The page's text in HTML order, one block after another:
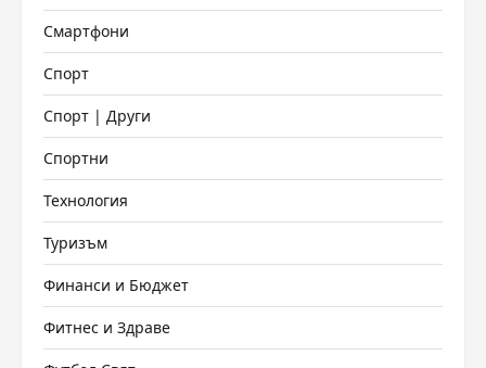
Смартфони
Спорт
Спорт | Други
Спортни
Технология
Туризъм
Финанси и Бюджет
Фитнес и Здраве